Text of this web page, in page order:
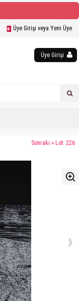
Üye Girişi veya Yeni Üye
Üye Girişi
Sonraki » Lot: 226
›